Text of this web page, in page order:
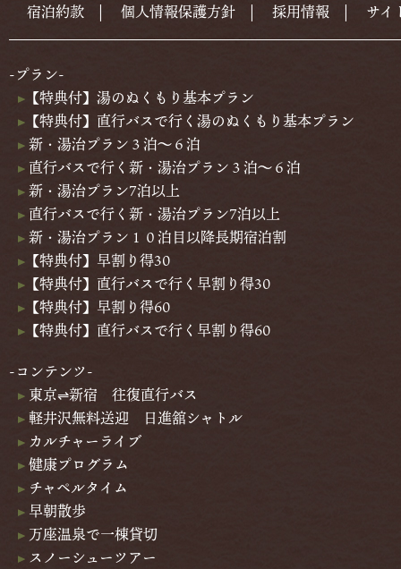
宿泊約款 | 個人情報保護方針 | 採用情報 | サイ
-プラン-
【特典付】湯のぬくもり基本プラン
【特典付】直行バスで行く湯のぬくもり基本プラン
新・湯治プラン３泊～６泊
直行バスで行く新・湯治プラン３泊～６泊
新・湯治プラン7泊以上
直行バスで行く新・湯治プラン7泊以上
新・湯治プラン１０泊目以降長期宿泊割
【特典付】早割り得30
【特典付】直行バスで行く早割り得30
【特典付】早割り得60
【特典付】直行バスで行く早割り得60
-コンテンツ-
東京⇌新宿 往復直行バス
軽井沢無料送迎 日進舘シャトル
カルチャーライブ
健康プログラム
チャペルタイム
早朝散歩
万座温泉で一棟貸切
スノーシューツアー